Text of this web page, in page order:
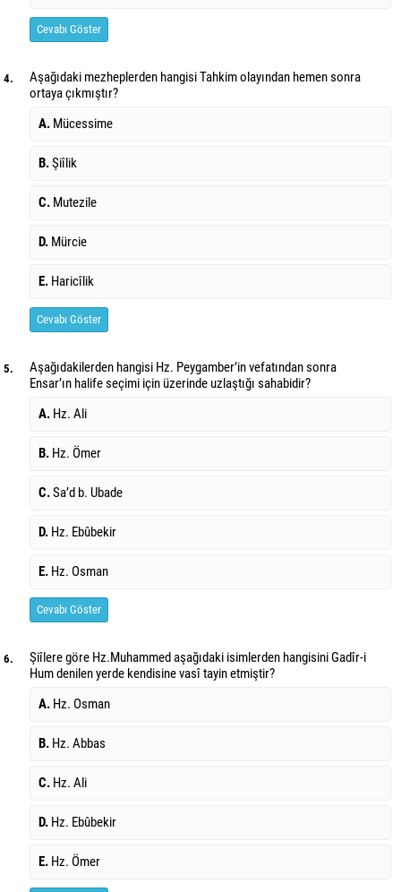
Cevabı Göster
4.
Aşağıdaki mezheplerden hangisi Tahkim olayından hemen sonra
ortaya çıkmıştır?
A. Mücessime
B.Şiîlik
C. Mutezile
D. Mürcie
E. Haricîlik
Cevabı Göster
5.
Aşağıdakilerden hangisi Hz. Peygamber’in vefatından sonra
Ensar’ın halife seçimi için üzerinde uzlaştığı sahabidir?
A. Hz. Ali
B. Hz. Ömer
C.Sa’d b. Ubade
D. Hz. Ebûbekir
E. Hz. Osman
Cevabı Göster
6.
Şiîlere göre Hz.Muhammed aşağıdaki isimlerden hangisini Gadîr-i
Hum denilen yerde kendisine vasî tayin etmiştir?
A. Hz. Osman
B. Hz. Abbas
C. Hz. Ali
D. Hz. Ebûbekir
E. Hz. Ömer